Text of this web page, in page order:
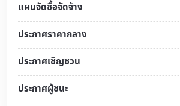
แผนจัดซื้อจัดจ้าง
ประกาศราคากลาง
ประกาศเชิญชวน
ประกาศผู้ชนะ